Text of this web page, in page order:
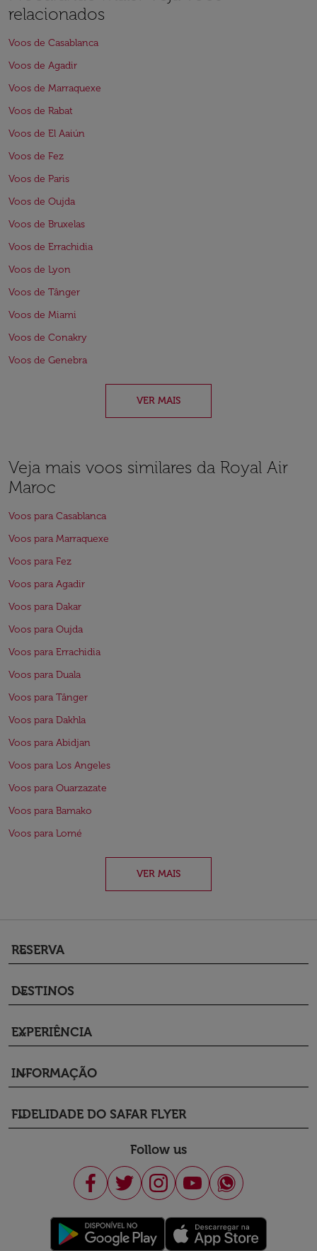
relacionados
Voos de Casablanca
Voos de Agadir
Voos de Marraquexe
Voos de Rabat
Voos de El Aaiún
Voos de Fez
Voos de Paris
Voos de Oujda
Voos de Bruxelas
Voos de Errachidia
Voos de Lyon
Voos de Tânger
Voos de Miami
Voos de Conakry
Voos de Genebra
VER MAIS
Veja mais voos similares da Royal Air
Maroc
Voos para Casablanca
Voos para Marraquexe
Voos para Fez
Voos para Agadir
Voos para Dakar
Voos para Oujda
Voos para Errachidia
Voos para Duala
Voos para Tânger
Voos para Dakhla
Voos para Abidjan
Voos para Los Angeles
Voos para Ouarzazate
Voos para Bamako
Voos para Lomé
VER MAIS
RESERVA
keyboard_arrow_down
DESTINOS
keyboard_arrow_down
EXPERIÊNCIA
keyboard_arrow_down
INFORMAÇÃO
keyboard_arrow_down
FIDELIDADE DO SAFAR FLYER
keyboard_arrow_down
Follow us